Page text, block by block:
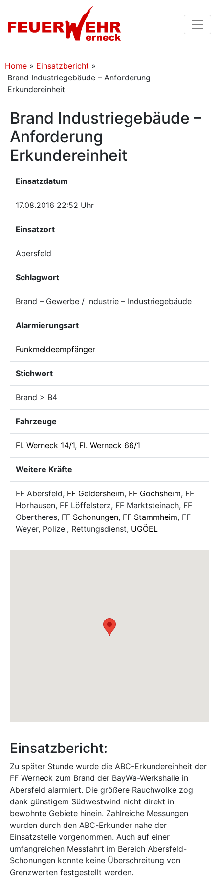
Home » Einsatzbericht »
Brand Industriegebäude – Anforderung
Erkundereinheit
Brand Industriegebäude –
Anforderung
Erkundereinheit
Einsatzdatum
17.08.2016 22:52 Uhr
Einsatzort
Abersfeld
Schlagwort
Brand – Gewerbe / Industrie – Industriegebäude
Alarmierungsart
Funkmeldeempfänger
Stichwort
Brand > B4
Fahrzeuge
Fl. Werneck 14/1, Fl. Werneck 66/1
Weitere Kräfte
FF Abersfeld, FF Geldersheim, FF Gochsheim, FF
Horhausen, FF Löffelsterz, FF Marktsteinach, FF
Obertheres, FF Schonungen, FF Stammheim, FF
Weyer, Polizei, Rettungsdienst, UGÖEL
Einsatzbericht:
Zu später Stunde wurde die ABC-Erkundereinheit der
FF Werneck zum Brand der BayWa-Werkshalle in
Abersfeld alarmiert. Die größere Rauchwolke zog
dank günstigem Südwestwind nicht direkt in
bewohnte Gebiete hinein. Zahlreiche Messungen
wurden durch den ABC-Erkunder nahe der
Einsatzstelle vorgenommen. Auch auf einer
umfangreichen Messfahrt im Bereich Abersfeld-
Schonungen konnte keine Überschreitung von
Grenzwerten festgestellt werden.